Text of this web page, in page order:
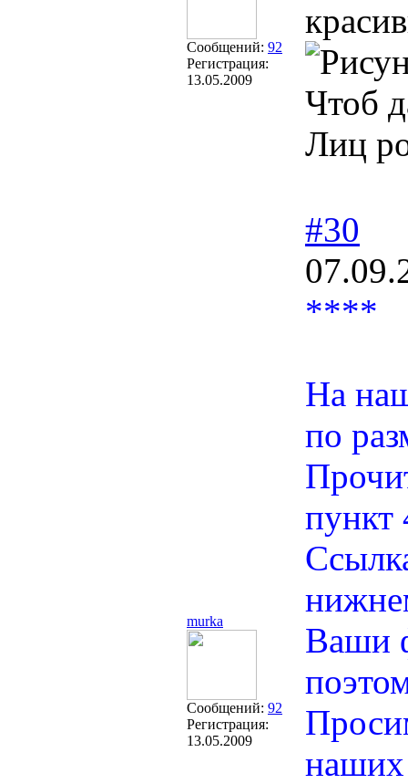
Сообщений: 92
Регистрация:
13.05.2009
Чтоб
Лиц
murka
Сообщений: 92
Регистрация:
13.05.2009
#30
****
На
по
пункт
Ваши
наших